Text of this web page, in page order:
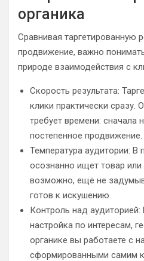
органика
Сравнивая таргетированную
продвижение, важно
природе взаимодействия с
Скорость результата:
клики практически сразу.
требует времени: сначала
постепенное продвижение.
Температура аудитории: В
осознанно ищет товар или
возможно, ещё не
готов к искушению.
Контроль над аудиторией:
настройка по интересам,
органике вы работаете с
сформированными самим